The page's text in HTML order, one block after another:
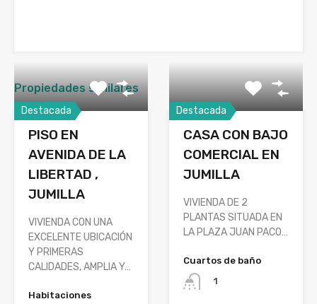
Propiedades similares
Destacada
PISO EN
AVENIDA DE LA
LIBERTAD ,
JUMILLA
VIVIENDA CON UNA
EXCELENTE UBICACIÓN
Y PRIMERAS
CALIDADES, AMPLIA Y…
Habitaciones
Destacada
CASA CON BAJO
COMERCIAL EN
JUMILLA
VIVIENDA DE 2
PLANTAS SITUADA EN
LA PLAZA JUAN PACO…
Cuartos de baño
1